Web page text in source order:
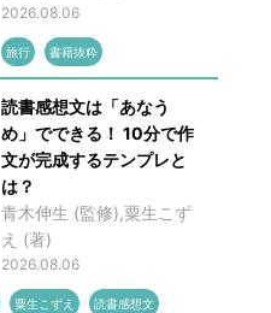
2026.08.06
旅行 書籍抜粋
読書感想文は「あなう
め」でできる！ 10分で作
文が完成するテンプレと
は？
青木伸生 (監修),粟生こず
え (著)
2026.08.06
粟生こずえ 読書感想文